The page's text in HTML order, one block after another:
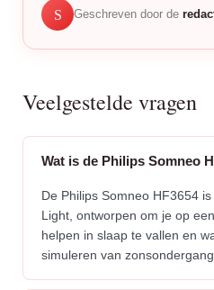
S Geschreven door de
Veelgestelde vragen
Wat is de Philips Somneo
De Philips Somneo HF3654
Light, ontworpen om je op
helpen in slaap te vallen en
simuleren van